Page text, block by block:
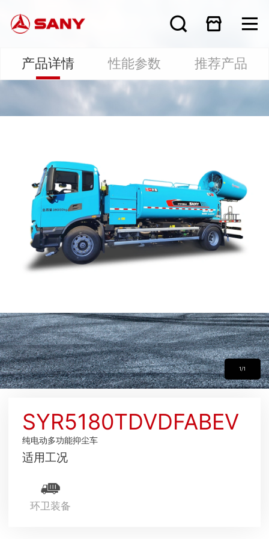
1/1
SYR5180TDVDFABEV
纯电动多功能抑尘车
适用工况
环卫装备
产品详情 性能参数 推荐产品